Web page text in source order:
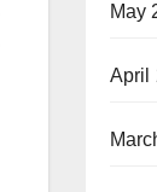
May
April